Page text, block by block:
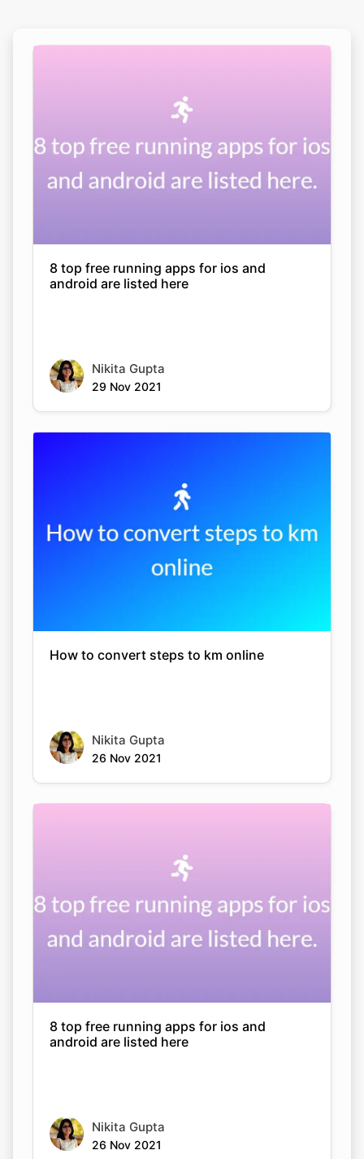
Copy Link
8 top free running apps for ios and
android are listed here
Nikita Gupta
29 Nov 2021
How to convert steps to km online
Nikita Gupta
26 Nov 2021
8 top free running apps for ios and
android are listed here
Nikita Gupta
26 Nov 2021